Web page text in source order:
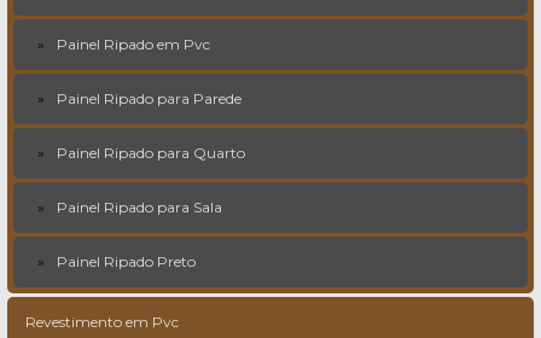
Painel Ripado em Pvc
Painel Ripado para Parede
Painel Ripado para Quarto
Painel Ripado para Sala
Painel Ripado Preto
Revestimento em Pvc